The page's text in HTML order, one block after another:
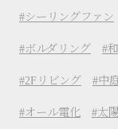
シーリングファン
ボルダリング
2Fリビング 中
オール電化 太